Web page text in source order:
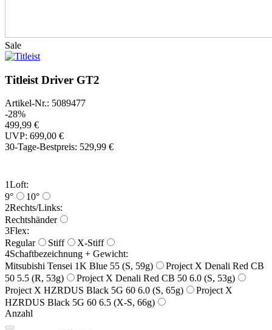
Sale
Titleist Driver GT2
Artikel-Nr.: 5089477
-28%
499,99 €
UVP: 699,00 €
30-Tage-Bestpreis: 529,99 €
1Loft:
9°
10°
2Rechts/Links:
Rechtshänder
3Flex:
Regular
Stiff
X-Stiff
4Schaftbezeichnung + Gewicht:
Mitsubishi Tensei 1K Blue 55 (S, 59g)
Project X Denali Red CB
50 5.5 (R, 53g)
Project X Denali Red CB 50 6.0 (S, 53g)
Project X HZRDUS Black 5G 60 6.0 (S, 65g)
Project X
HZRDUS Black 5G 60 6.5 (X-S, 66g)
Anzahl